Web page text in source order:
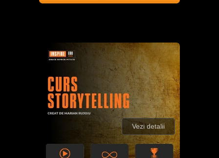
Vezi detalii